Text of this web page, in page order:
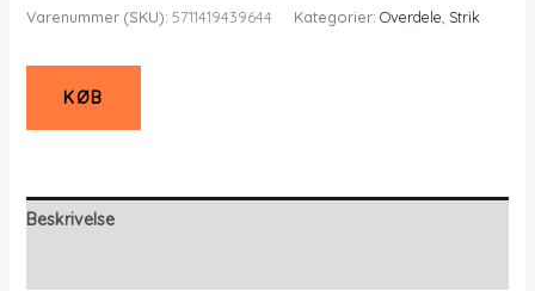
Varenummer (SKU): 5711419439644 Kategorier: Overdele Strik
KØB
Beskrivelse